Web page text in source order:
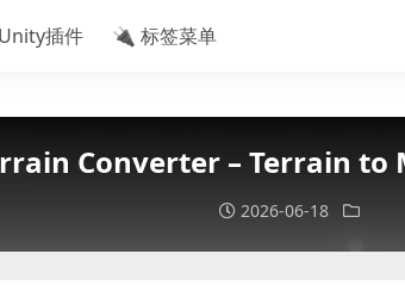
插件 🔌 标签菜单
Converter – Terrain
2026-06-18